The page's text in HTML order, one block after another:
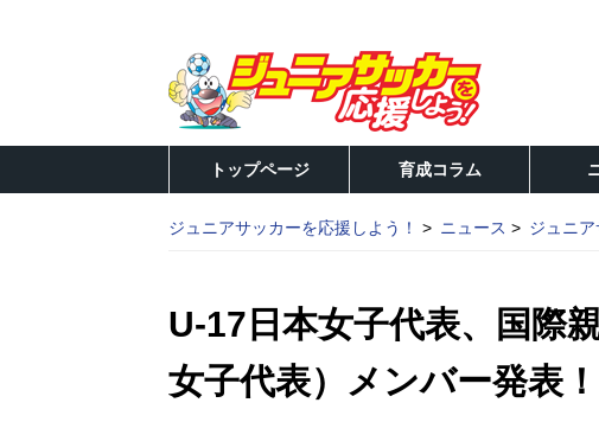
トップページ 育成コラム
ジュニアサッカーを応援しよう！ ニュース ジュニ
U-17日本女子代表、国際
女子代表）メンバー発表！